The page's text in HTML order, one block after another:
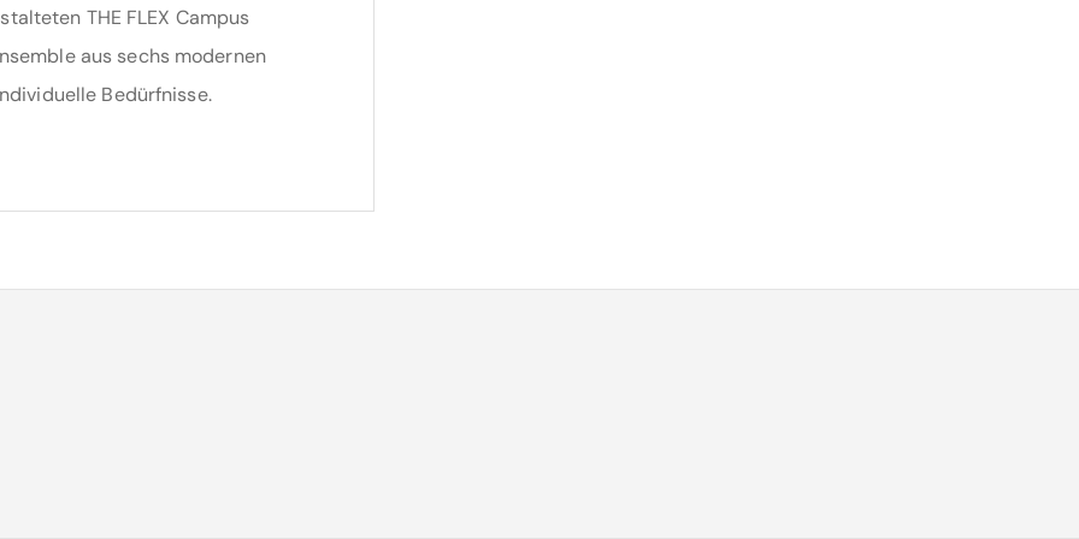
THE FLEX Campus
aus sechs modernen
Bedürfnisse.
sodass neben Einzelbüros
geschaffen werden können.